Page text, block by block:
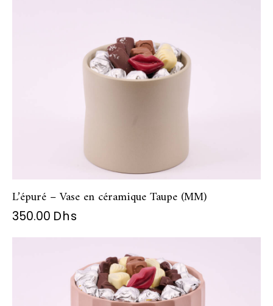
L’épuré – Vase en céramique Taupe (MM)
350.00 Dhs